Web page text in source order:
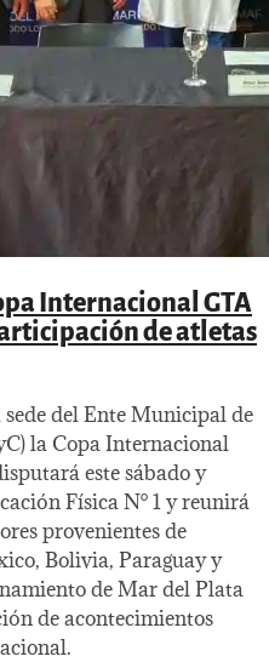
Internacional GTA
de atletas
sede del Ente Municipal de
la Copa Internacional
este sábado y
Física N° 1 y reunirá
provenientes de
Bolivia, Paraguay y
de Mar del Plata
de acontecimientos